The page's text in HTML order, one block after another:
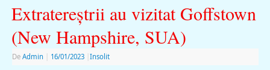
Extratereştrii au vizitat Goffstown
(New Hampshire, SUA)
De Admin 16/01/2023 Insolit